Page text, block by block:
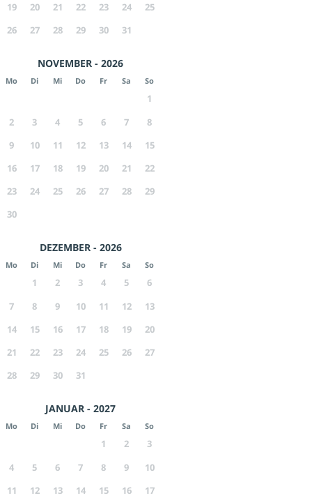
19
20 21 22 23 24
25
26
27 28 29 30 31
NOVEMBER - 2026
Mo Di Mi Do Fr Sa So
1
2
3 4 5 6 7
8
9
10 11 12 13 14
15
16
17 18 19 20 21
22
23
24 25 26 27 28
29
30
DEZEMBER - 2026
Mo Di Mi Do Fr Sa So
1 2 3 4 5
6
7
8 9 10 11 12
13
14
15 16 17 18 19
20
21
22 23 24 25 26
27
28
29 30 31
JANUAR - 2027
Mo Di Mi Do Fr Sa So
1 2
3
4
5 6 7 8 9
10
11
12 13 14 15 16
17